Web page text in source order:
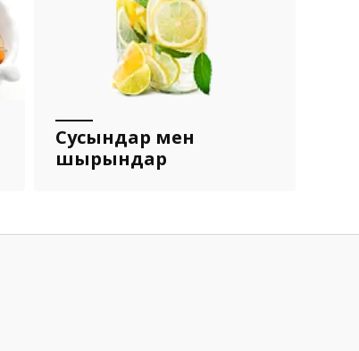
Сусындар мен
шырындар